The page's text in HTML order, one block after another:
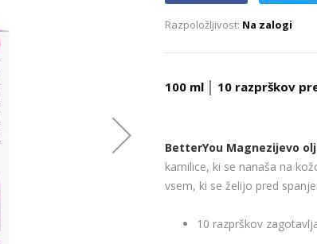
Na zalogi
100 ml │ 10 razprškov
BetterYou Magnezijevo
kamilice, ki se nanaša na
vsem, ki se želijo pred
10 razprškov